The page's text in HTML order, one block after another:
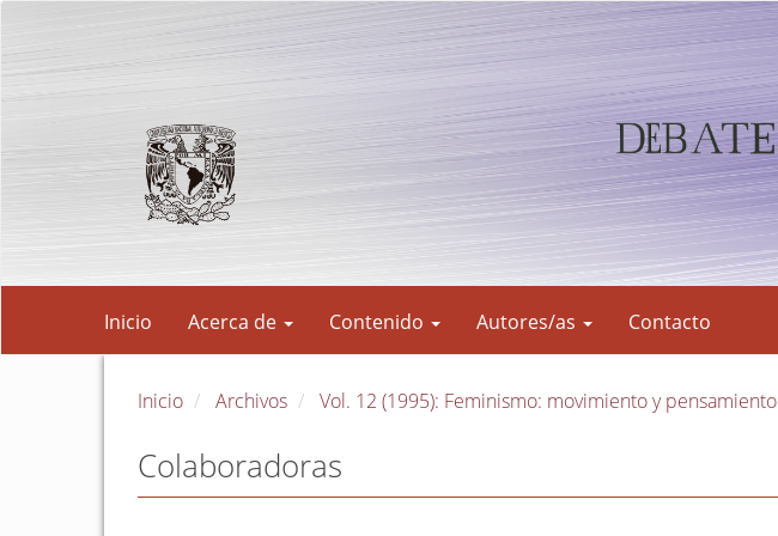
principal
Inicio Acerca de Contenido Autores/as Contacto
Inicio Archivos Vol. 12 (1995): Feminismo: movimiento y pensamiento
Colaboradoras